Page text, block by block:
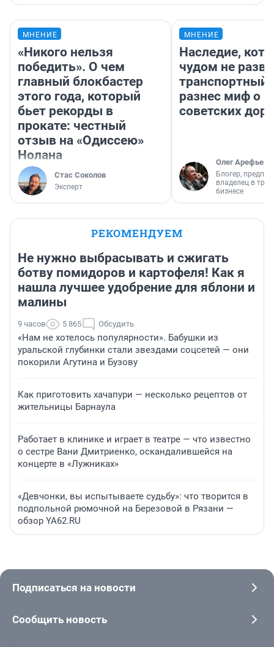
МНЕНИЕ
«Никого нельзя
победить». О чем
главный блокбастер
этого года, который
бьет рекорды в
прокате: честный
отзыв на «Одиссею»
Нолана
Стас Соколов
Эксперт
МНЕНИЕ
Наследие,
чудом не
транспортный
разнес миф о
советских
Олег Арефьев
Блогер,
владелец в
бизнесе
РЕКОМЕНДУЕМ
Не нужно выбрасывать и сжигать
ботву помидоров и картофеля! Как я
нашла лучшее удобрение для яблони и
малины
9 часов 5 865 Обсудить
«Нам не хотелось популярности». Бабушки из
уральской глубинки стали звездами соцсетей — они
покорили Агутина и Бузову
Как приготовить хачапури — несколько рецептов от
жительницы Барнаула
Работает в клинике и играет в театре — что известно
о сестре Вани Дмитриенко, оскандалившейся на
концерте в «Лужниках»
«Девчонки, вы испытываете судьбу»: что творится в
подпольной рюмочной на Березовой в Рязани —
обзор YA62.RU
Подписаться на новости
Сообщить новость